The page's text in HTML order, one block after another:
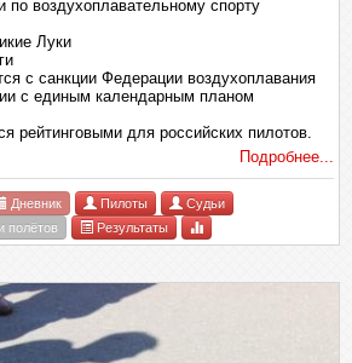
по воздухоплавательному спорту
Луки
с санкции Федерации воздухоплавания
с единым календарным планом
рейтинговыми для российских пилотов.
Подробнее...
Дневник Пилоты
Судьи
полётов Результаты